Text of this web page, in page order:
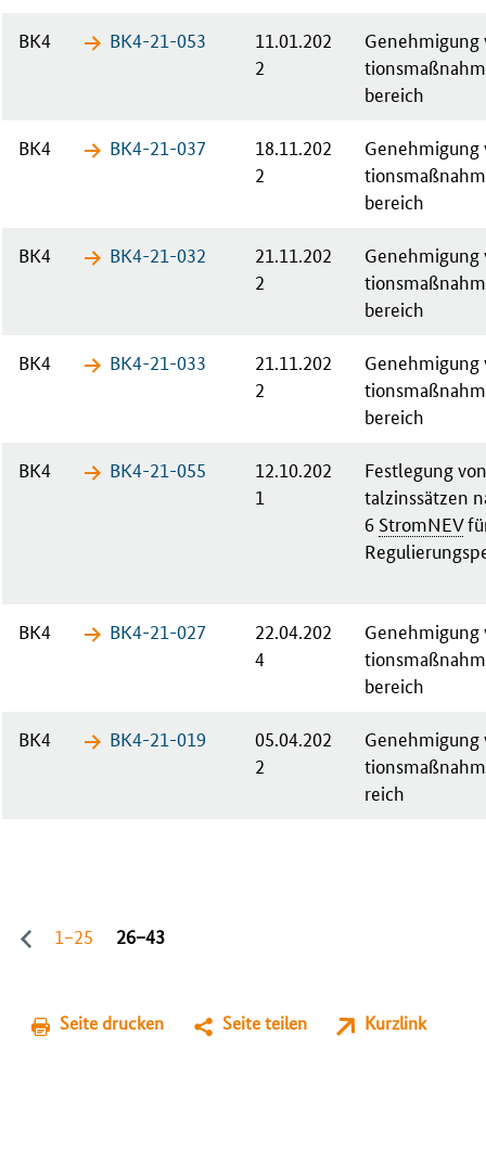
BK4 BK4-21-​053
11.01.202
2
bereich
BK4 BK4-21-​037
18.11.202
2
bereich
BK4 BK4-21-​032
21.11.202
2
bereich
BK4 BK4-21-​033
21.11.202
2
bereich
BK4 BK4-21-​055
12.10.202
1
Fest­le­gung
tal­zins­sät­zen
6 Strom­NEV
BK4 BK4-21-​027
22.04.202
4
bereich
BK4 BK4-21-​019
05.04.202
2
reich
1−25 26−43
Seite drucken Seite teilen Kurzlink